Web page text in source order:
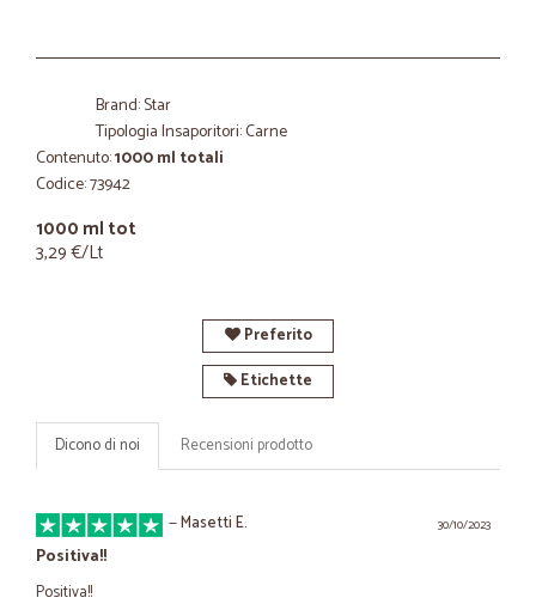
Brand: Star
Tipologia Insaporitori: Carne
Contenuto:1000 ml totali
Codice: 73942
1000 ml tot
3,29 €/Lt
Preferito
Etichette
Dicono di noi Recensioni prodotto
30/10/2023
—Masetti E.
Positiva!!
Positiva!!